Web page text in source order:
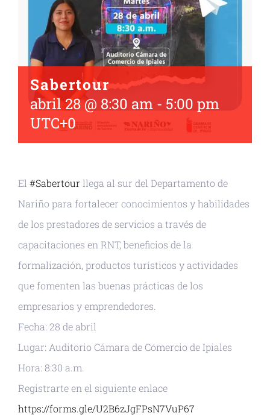
Sabertour
abril 28 @ 8:30 am - 5:00 pm
UTC+0
El #Sabertour llega al sur del Departamento de
Nariño para fortalecer conocimientos y habilidades
de los prestadores de servicios a través de
capacitaciones en RNT, beneficios de la
formalización, productos turísticos y actividades
que fomenten las buenas prácticas de los
empresarios y emprendedores.
Fecha: 28 de abril
Lugar: Auditorio Cámara de Comercio de Ipiales
Hora: 8:30 a.m.
Registrarte en el siguiente enlace
https://forms.gle/U2B6zJgFPsN7VuP67